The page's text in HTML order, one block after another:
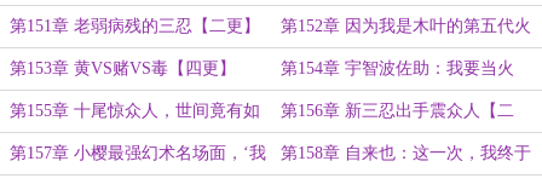
【五更】 丸的鸣人，更像老师了【一更】
第151章 老弱病残的三忍【二更】 第152章 因为我是木叶的第五代火
影【三更】
第153章 黄VS赌VS毒【四更】 第154章 宇智波佐助：我要当火
影！【五更】
第155章 十尾惊众人，世间竟有如
此怪物？【一更】
第156章 新三忍出手震众人【二
更】
第157章 小樱最强幻术名场面，‘我 第158章 自来也：这一次，我终于